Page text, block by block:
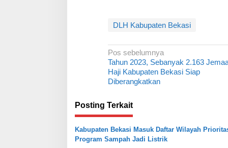
DLH Kabupaten Bekasi
N
a
v
g
a
s
Pos sebelumnya
Tahun 2023, Sebanyak 2.163
Haji Kabupaten Bekasi Siap
Diberangkatkan
Posting Terkait
Kabupaten Bekasi Masuk Daftar Wilayah
Program Sampah Jadi Listrik